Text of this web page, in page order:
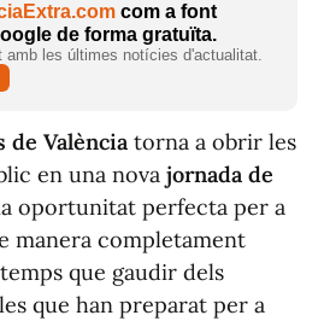
com a font
de forma gratuïta.
amb les últimes notícies d'actualitat.
de València torna a obrir les
en una nova jornada de
oportunitat perfecta per a
manera completament
que gaudir dels
que han preparat per a